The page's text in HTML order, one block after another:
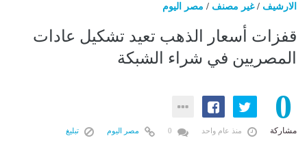
الارشيف /غير مصنف / مصر اليوم
قفزات أسعار الذهب تعيد تشكيل عادات
المصريين في شراء الشبكة
0
مشاركة منذ عام واحد مصر اليوم تبليغ